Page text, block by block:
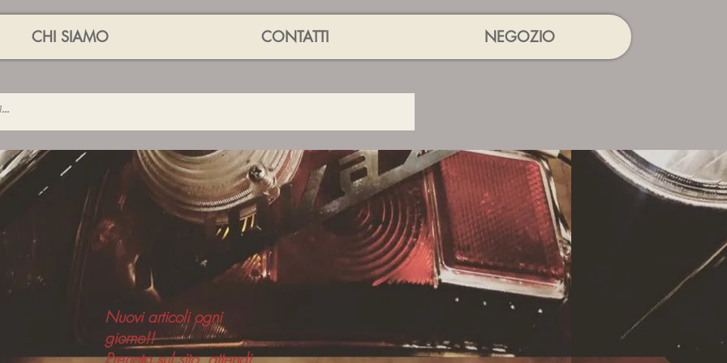
CHI SIAMO CONTATTI NEGOZIO
Nuovi articoli ogni
giorno!!